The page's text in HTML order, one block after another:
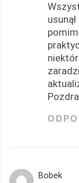
Bobek